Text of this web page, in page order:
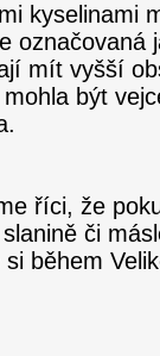
kyselinami
označovaná
mít vyšší
být
říci, že
či
během